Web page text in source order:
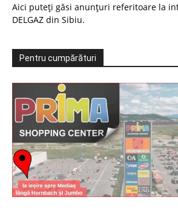
Aici puteți găsi anunțuri referitoare la
DELGAZ din Sibiu.
Pentru cumpărături